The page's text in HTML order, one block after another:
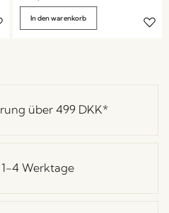
In den warenkorb
über 499 DKK*
4 Werktage